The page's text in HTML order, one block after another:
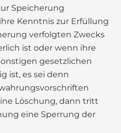
Speicherung
Kenntnis zur Erfüllung
verfolgten Zwecks
ist oder wenn ihre
gesetzlichen
ist, es sei denn
Löschung, dann tritt
eine Sperrung der